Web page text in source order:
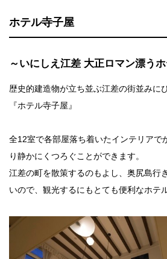
法人のみなさま
加盟店のみなさま
ホテル寺子屋
～いにしえ江差 大正ロマン漂うホ
歴史的建造物が立ち並ぶ江差の街並みに
『ホテル寺子屋』
全12室で各部屋落ち着いたインテリアで
り静かにくつろぐことができます。
江差の町を散策するのもよし、奥尻島行
いので、観光するにもとても便利なホテ